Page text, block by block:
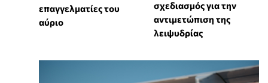
επαγγελματίες του
αύριο
σχεδιασμός για την
αντιμετώπιση της
λειψυδρίας